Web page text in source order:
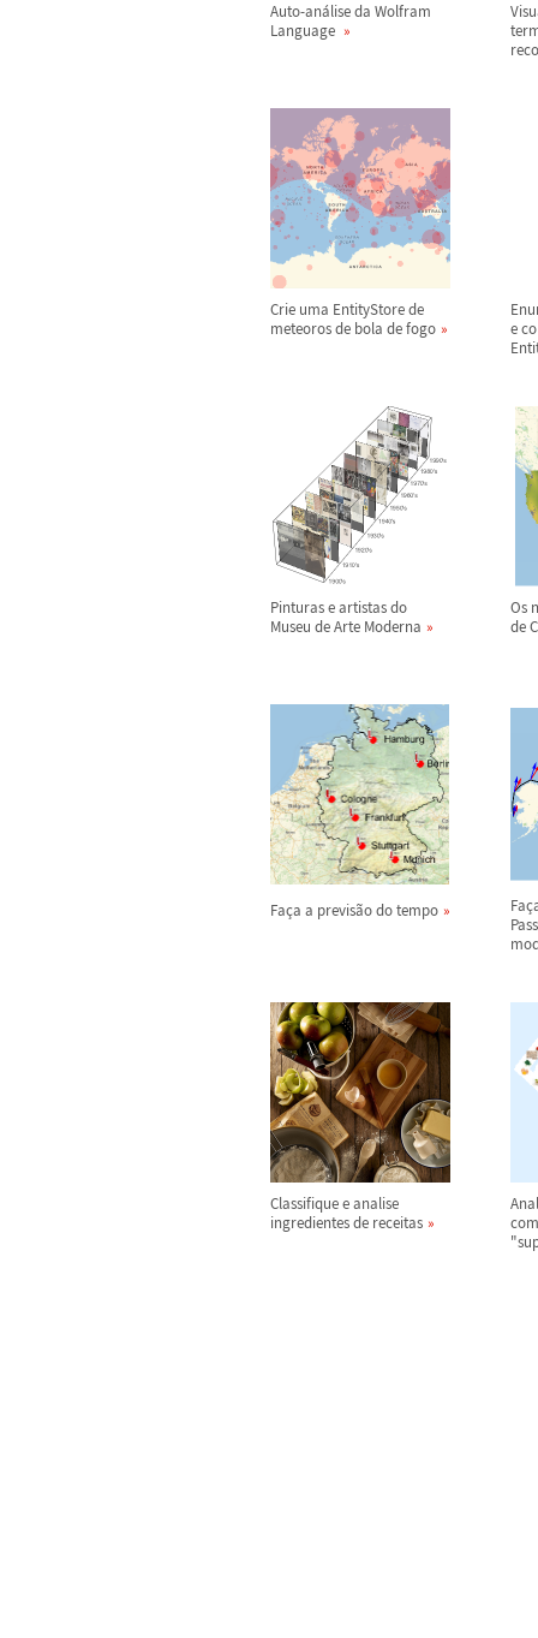
Auto-análise da Wolfram
Language
Crie uma EntityStore de
meteoros de bola de fogo
e
Pinturas e artistas do
Museu de Arte Moderna
Os n
de
Faça a previsão do tempo Faç
Classifique e analise
ingredientes de receitas